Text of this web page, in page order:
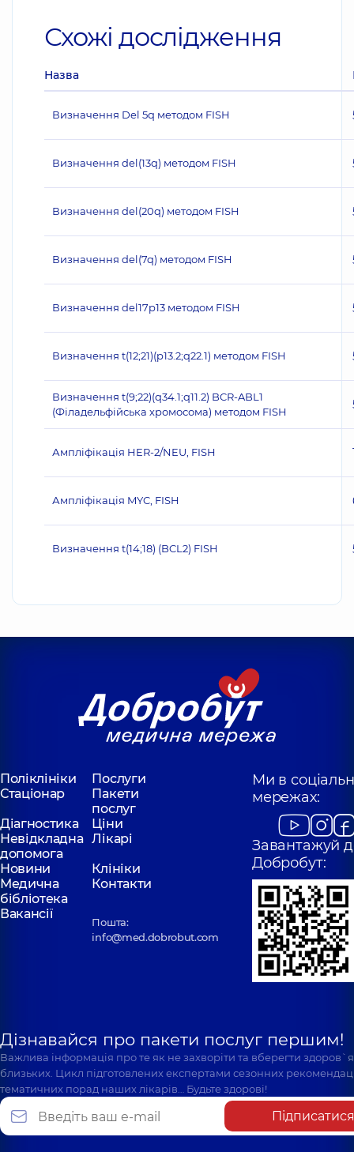
Схожі дослідження
Назва
Визначення Del 5q методом FISH
Визначення del(13q) методом FISH
Визначення del(20q) методом FISH
Визначення del(7q) методом FISH
Визначення del17p13 методом FISH
Визначення t(12;21)(p13.2;q22.1) методом FISH
Визначення t(9;22)(q34.1;q11.2) BCR-ABL1
(Філадельфійська хромосома) методом FISH
Ампліфікація HER‐2/NEU, FISH
Ампліфікація MYC, FISH
Визначення t(14;18) (BCL2) FISH
Поліклініки
Послуги
Стаціонар
Пакети
послуг
Діагностика
Ціни
Невідкладна
допомога
Лікарі
Новини
Клініки
Медична
бібліотека
Контакти
Вакансії
Пошта:
info@med.dobrobut.com
Ми в
мережах:
Завантажуй
Добробут:
Дізнавайся про пакети послуг першим!
Важлива інформація про те як не захворіти та вберегти
близьких. Цикл підготовлених експертами сезонних
тематичних порад наших лікарів… Будьте здорові!
Підписатися